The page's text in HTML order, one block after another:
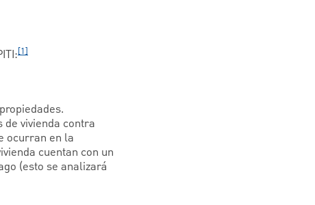
[1]
vivienda contra
ocurran en la
cuentan con un
(esto se analizará